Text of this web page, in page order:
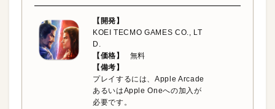
【開発】
KOEI TECMO GAMES CO., LT
D.
【価格】
無料
【備考】
プレイするには、Apple Arcade
あるいはApple Oneへの加入が
必要です。